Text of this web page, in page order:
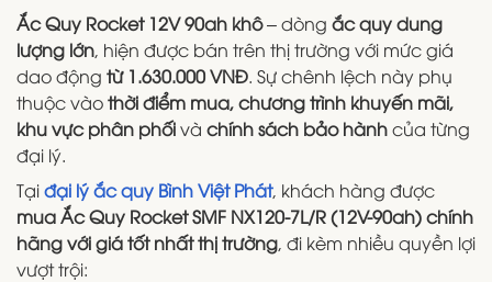
Ắc Quy Rocket 12V 90ah khô– dòng ắc quy dung
lượng lớn, hiện được bán trên thị trường với mức giá
dao động từ 1.630.000 VNĐ. Sự chênh lệch này phụ
thuộc vàothời điểm mua, chương trình khuyến mãi,
khu vực phân phốivà chính sách bảo hànhcủa từng
đại lý.
Tạiđại lý ắc quy Bình Việt Phát, khách hàng được
mua Ắc Quy Rocket SMF NX120-7L/R (12V-90ah) chính
hãng với giá tốt nhất thị trường, đi kèm nhiều quyền lợi
vượt trội: